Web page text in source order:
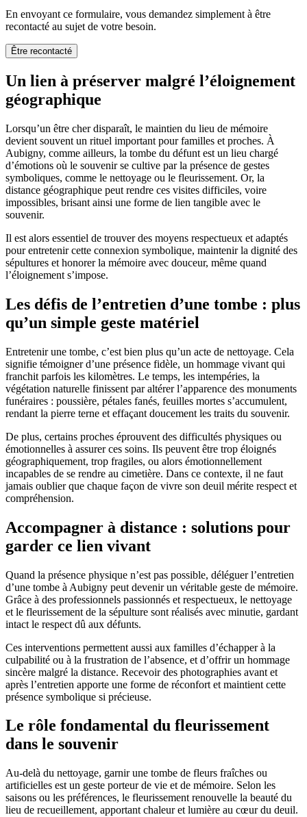
En envoyant ce formulaire, vous demandez simplement à être
recontacté au sujet de votre besoin.
Être recontacté
Un lien à préserver malgré l’éloignement
géographique
Lorsqu’un être cher disparaît, le maintien du lieu de mémoire
devient souvent un rituel important pour familles et proches. À
Aubigny, comme ailleurs, la tombe du défunt est un lieu chargé
d’émotions où le souvenir se cultive par la présence de gestes
symboliques, comme le nettoyage ou le fleurissement. Or, la
distance géographique peut rendre ces visites difficiles, voire
impossibles, brisant ainsi une forme de lien tangible avec le
souvenir.
Il est alors essentiel de trouver des moyens respectueux et adaptés
pour entretenir cette connexion symbolique, maintenir la dignité des
sépultures et honorer la mémoire avec douceur, même quand
l’éloignement s’impose.
Les défis de l’entretien d’une tombe : plus
qu’un simple geste matériel
Entretenir une tombe, c’est bien plus qu’un acte de nettoyage. Cela
signifie témoigner d’une présence fidèle, un hommage vivant qui
franchit parfois les kilomètres. Le temps, les intempéries, la
végétation naturelle finissent par altérer l’apparence des monuments
funéraires : poussière, pétales fanés, feuilles mortes s’accumulent,
rendant la pierre terne et effaçant doucement les traits du souvenir.
De plus, certains proches éprouvent des difficultés physiques ou
émotionnelles à assurer ces soins. Ils peuvent être trop éloignés
géographiquement, trop fragiles, ou alors émotionnellement
incapables de se rendre au cimetière. Dans ce contexte, il ne faut
jamais oublier que chaque façon de vivre son deuil mérite respect et
compréhension.
Accompagner à distance : solutions pour
garder ce lien vivant
Quand la présence physique n’est pas possible, déléguer l’entretien
d’une tombe à Aubigny peut devenir un véritable geste de mémoire.
Grâce à des professionnels passionnés et respectueux, le nettoyage
et le fleurissement de la sépulture sont réalisés avec minutie, gardant
intact le respect dû aux défunts.
Ces interventions permettent aussi aux familles d’échapper à la
culpabilité ou à la frustration de l’absence, et d’offrir un hommage
sincère malgré la distance. Recevoir des photographies avant et
après l’entretien apporte une forme de réconfort et maintient cette
présence symbolique si précieuse.
Le rôle fondamental du fleurissement
dans le souvenir
Au-delà du nettoyage, garnir une tombe de fleurs fraîches ou
artificielles est un geste porteur de vie et de mémoire. Selon les
saisons ou les préférences, le fleurissement renouvelle la beauté du
lieu de recueillement, apportant chaleur et lumière au cœur du deuil.